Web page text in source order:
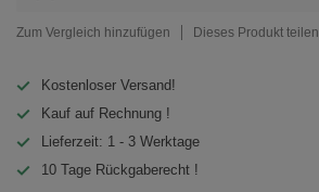
Zum Vergleich hinzufügen Dieses Produkt teilen
Kostenloser Versand!
Kauf auf Rechnung !
Lieferzeit: 1 - 3 Werktage
10 Tage Rückgaberecht !